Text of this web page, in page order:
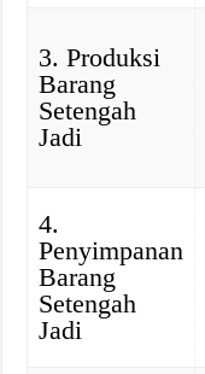
3. Produksi
Barang
Setengah
Jadi
4.
Penyimpanan
Barang
Setengah
Jadi